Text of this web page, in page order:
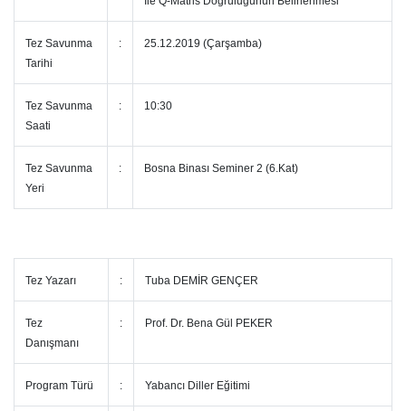
Tez Savunma
Tarihi
: 25.12.2019 (Çarşamba)
Tez Savunma
Saati
: 10:30
Tez Savunma
Yeri
: Bosna Binası Seminer 2 (6.Kat)
Tez Yazarı : Tuba DEMİR GENÇER
Tez
Danışmanı
: Prof. Dr. Bena Gül PEKER
Program Türü : Yabancı Diller Eğitimi